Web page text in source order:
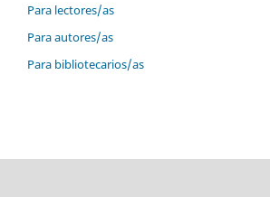
Para lectores/as
Para autores/as
Para bibliotecarios/as